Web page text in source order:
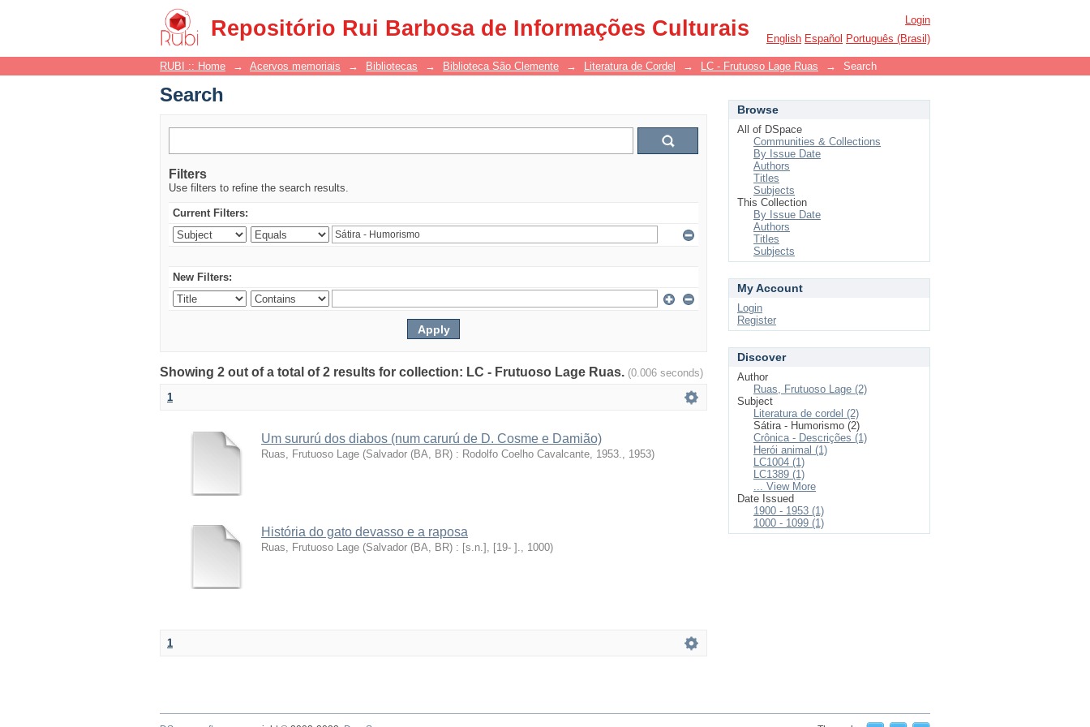
Repositório Rui Barbosa de Informações Culturais
Search
Login
English Español Português (Brasil)
RUBI :: Home → Acervos memoriais → Bibliotecas → Biblioteca São Clemente → Literatura de Cordel → LC - Frutuoso Lage Ruas → Search
Search
Filters
Use filters to refine the search results.
Current Filters:
New Filters:
Showing 2 out of a total of 2 results for collection: LC - Frutuoso Lage Ruas. (0.006 seconds)
1
Um sururú dos diabos (num carurú de D. Cosme e Damião)
Ruas, Frutuoso Lage (Salvador (BA, BR) : Rodolfo Coelho Cavalcante, 1953., 1953)
História do gato devasso e a raposa
Ruas, Frutuoso Lage (Salvador (BA, BR) : [s.n.], [19- ]., 1000)
1
Browse
All of DSpace
Communities & Collections
By Issue Date
Authors
Titles
Subjects
This Collection
By Issue Date
Authors
Titles
Subjects
My Account
Login
Register
Discover
Author
Ruas, Frutuoso Lage (2)
Subject
Literatura de cordel (2)
Sátira - Humorismo (2)
Crônica - Descrições (1)
Herói animal (1)
LC1004 (1)
LC1389 (1)
... View More
Date Issued
1900 - 1953 (1)
1000 - 1099 (1)